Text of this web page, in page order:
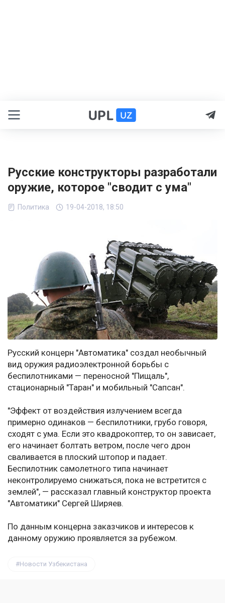
Русские конструкторы разработали
оружие, которое "сводит с ума"
Политика 19-04-2018, 18:50
Русский концерн "Автоматика" создал необычный
вид оружия радиоэлектронной борьбы с
беспилотниками — переносной "Пищаль",
стационарный "Таран" и мобильный "Сапсан".
"Эффект от воздействия излучением всегда
примерно одинаков — беспилотники, грубо говоря,
сходят с ума. Если это квадрокоптер, то он зависает,
его начинает болтать ветром, после чего дрон
сваливается в плоский штопор и падает.
Беспилотник самолетного типа начинает
неконтролируемо снижаться, пока не встретится с
землей", — рассказал главный конструктор проекта
"Автоматики" Сергей Ширяев.
По данным концерна заказчиков и интересов к
данному оружию проявляется за рубежом.
Новости Узбекистана